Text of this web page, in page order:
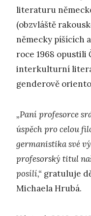
literaturu
(obzvláště
německy píšících
roce 1968 opustili
interkulturní
genderově
„Paní profesorce
úspěch pro celou
germanistika své
profesorský titul
posílí,“ gratuluje
Michaela Hrubá.